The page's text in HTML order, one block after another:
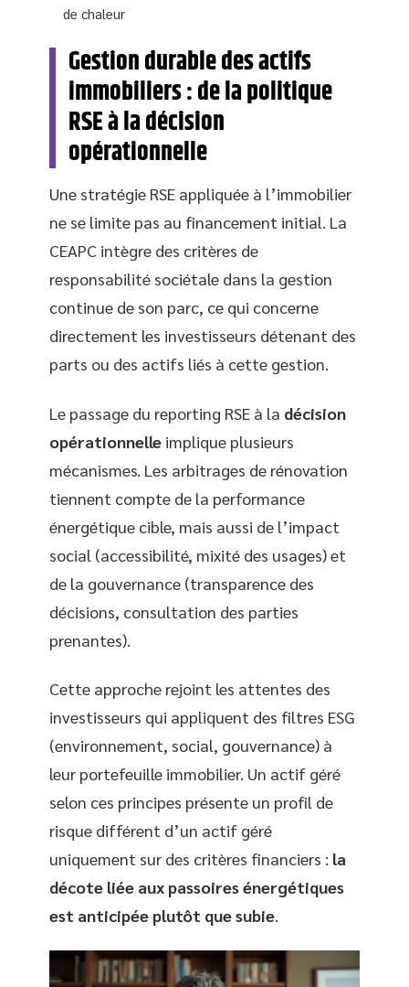
de chaleur
Gestion durable des actifs
immobiliers : de la politique
RSE à la décision
opérationnelle
Une stratégie RSE appliquée à l’immobilier
ne se limite pas au financement initial. La
CEAPC intègre des critères de
responsabilité sociétale dans la gestion
continue de son parc, ce qui concerne
directement les investisseurs détenant des
parts ou des actifs liés à cette gestion.
Le passage du reporting RSE à la décision
opérationnelle implique plusieurs
mécanismes. Les arbitrages de rénovation
tiennent compte de la performance
énergétique cible, mais aussi de l’impact
social (accessibilité, mixité des usages) et
de la gouvernance (transparence des
décisions, consultation des parties
prenantes).
Cette approche rejoint les attentes des
investisseurs qui appliquent des filtres ESG
(environnement, social, gouvernance) à
leur portefeuille immobilier. Un actif géré
selon ces principes présente un profil de
risque différent d’un actif géré
uniquement sur des critères financiers : la
décote liée aux passoires énergétiques
est anticipée plutôt que subie.